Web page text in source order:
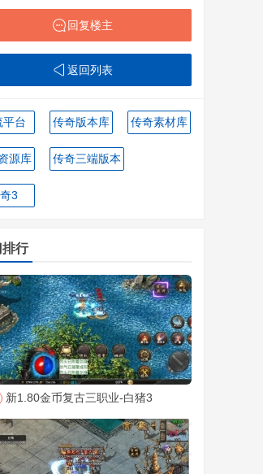
回复楼主
返回列表
平台 传奇版本库 传奇素材库
源库 传奇三端版本
3
行
新1.80金币复古三职业-白猪3